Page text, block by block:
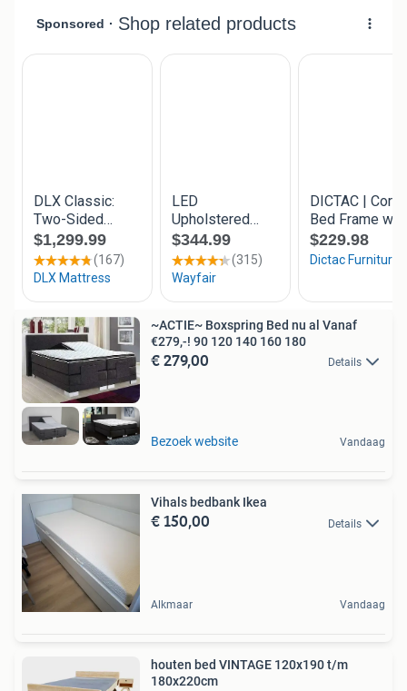
~ACTIE~ Boxspring Bed nu al Vanaf
€279,-! 90 120 140 160 180
€ 279,00 Details
Bezoek website Vandaag
Vihals bedbank Ikea
€ 150,00 Details
Alkmaar Vandaag
houten bed VINTAGE 120x190 t/m
180x220cm